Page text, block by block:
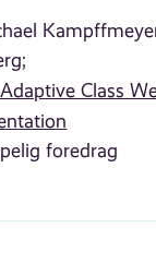
Class
foredrag